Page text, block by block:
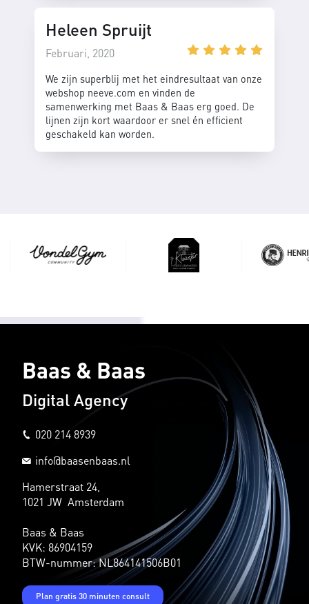
Heleen Spruijt
Februari, 2020
We zijn superblij met het eindresultaat van onze
webshop neeve.com en vinden de
samenwerking met Baas & Baas erg goed. De
lijnen zijn kort waardoor er snel én efficient
geschakeld kan worden.
Baas & Baas
Digital Agency
020 214 8939
info@baasenbaas.nl
Hamerstraat 24,
1021 JW Amsterdam
Baas & Baas
KVK: 86904159
BTW-nummer: NL864141506B01
Plan gratis 30 minuten consult